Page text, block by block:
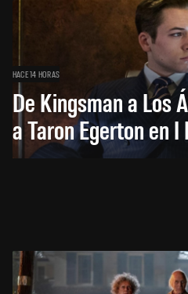
HACE 14 HORAS
De Kingsman a Los
a Taron Egerton en I